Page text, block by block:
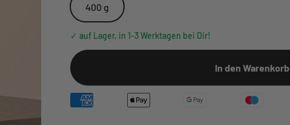
400 g
✓ auf Lager, in 1-3 Werktagen bei Dir!
In den Warenkorb